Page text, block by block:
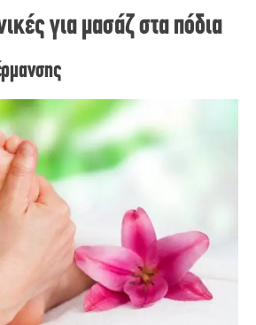
για μασάζ στα πόδια